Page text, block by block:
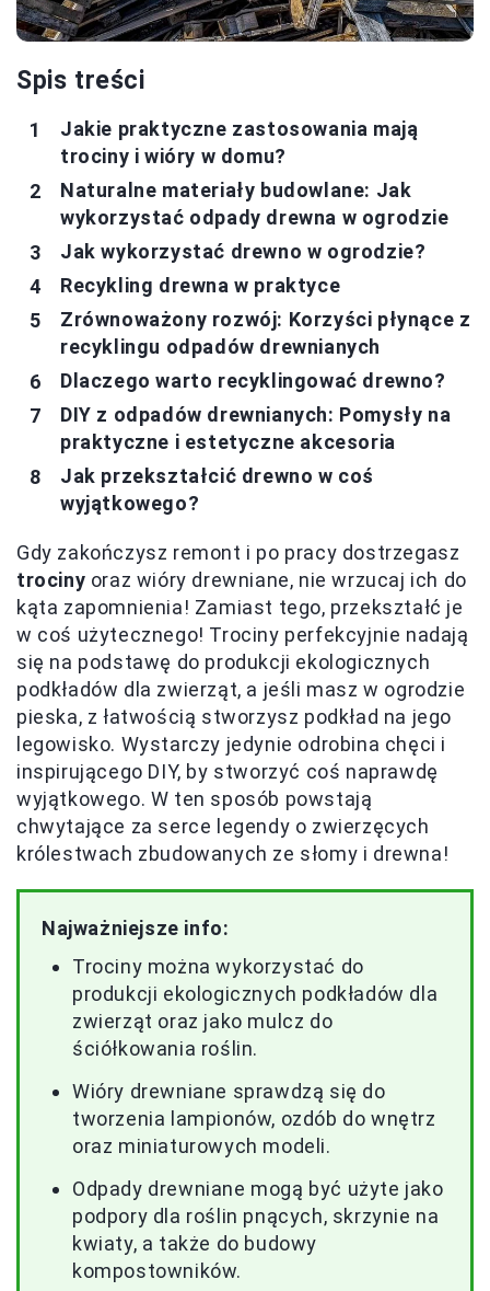
Spis treści
Jakie praktyczne zastosowania mają
trociny i wióry w domu?
Naturalne materiały budowlane: Jak
wykorzystać odpady drewna w ogrodzie
Jak wykorzystać drewno w ogrodzie?
Recykling drewna w praktyce
Zrównoważony rozwój: Korzyści płynące z
recyklingu odpadów drewnianych
Dlaczego warto recyklingować drewno?
DIY z odpadów drewnianych: Pomysły na
praktyczne i estetyczne akcesoria
Jak przekształcić drewno w coś
wyjątkowego?
Gdy zakończysz remont i po pracy dostrzegasz
trociny oraz wióry drewniane, nie wrzucaj ich do
kąta zapomnienia! Zamiast tego, przekształć je
w coś użytecznego! Trociny perfekcyjnie nadają
się na podstawę do produkcji ekologicznych
podkładów dla zwierząt, a jeśli masz w ogrodzie
pieska, z łatwością stworzysz podkład na jego
legowisko. Wystarczy jedynie odrobina chęci i
inspirującego DIY, by stworzyć coś naprawdę
wyjątkowego. W ten sposób powstają
chwytające za serce legendy o zwierzęcych
królestwach zbudowanych ze słomy i drewna!
Najważniejsze info:
Trociny można wykorzystać do
produkcji ekologicznych podkładów dla
zwierząt oraz jako mulcz do
ściółkowania roślin.
Wióry drewniane sprawdzą się do
tworzenia lampionów, ozdób do wnętrz
oraz miniaturowych modeli.
Odpady drewniane mogą być użyte jako
podpory dla roślin pnących, skrzynie na
kwiaty, a także do budowy
kompostowników.